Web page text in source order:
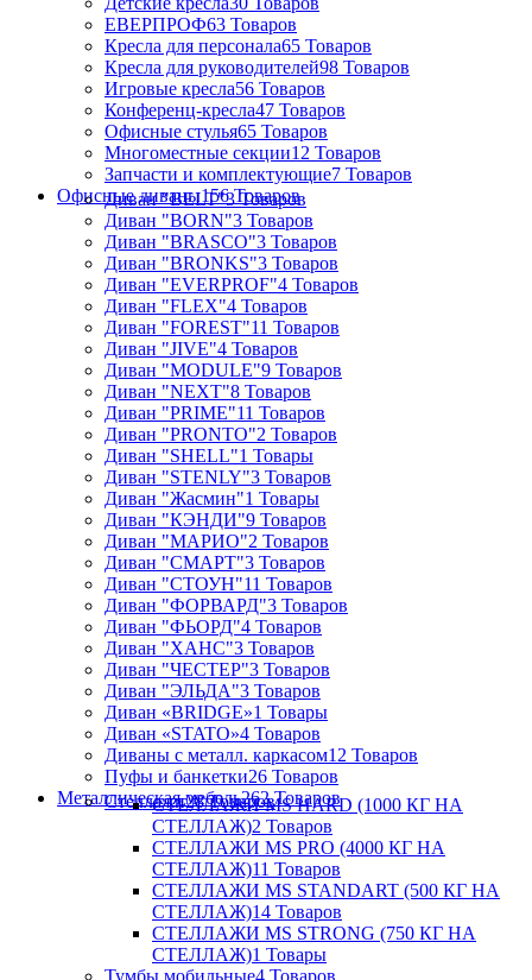
ЕВЕРПРОФ63 Товаров
Кресла для персонала65 Товаров
Кресла для руководителей98 Товаров
Игровые кресла56 Товаров
Конференц-кресла47 Товаров
Офисные стулья65 Товаров
Многоместные секции12 Товаров
Запчасти и комплектующие7 Товаров
Офисные диваны156 Товаров
Диван "BELT"3 Товаров
Диван "BORN"3 Товаров
Диван "BRASCO"3 Товаров
Диван "BRONKS"3 Товаров
Диван "EVERPROF"4 Товаров
Диван "FLEX"4 Товаров
Диван "FOREST"11 Товаров
Диван "JIVE"4 Товаров
Диван "MODULE"9 Товаров
Диван "NEXT"8 Товаров
Диван "PRIME"11 Товаров
Диван "PRONTO"2 Товаров
Диван "SHELL"1 Товары
Диван "STENLY"3 Товаров
Диван "Жасмин"1 Товары
Диван "КЭНДИ"9 Товаров
Диван "МАРИО"2 Товаров
Диван "СМАРТ"3 Товаров
Диван "СТОУН"11 Товаров
Диван "ФОРВАРД"3 Товаров
Диван "ФЬОРД"4 Товаров
Диван "ХАНС"3 Товаров
Диван "ЧЕСТЕР"3 Товаров
Диван "ЭЛЬДА"3 Товаров
Диван «BRIDGE»1 Товары
Диван «STATO»4 Товаров
Диваны с металл. каркасом12 Товаров
Пуфы и банкетки26 Товаров
Металлическая мебель262 Товаров
Стеллажи28 Товаров
СТЕЛЛАЖИ MS HARD (1000 КГ НА
СТЕЛЛАЖ)2 Товаров
СТЕЛЛАЖИ MS PRO (4000 КГ НА
СТЕЛЛАЖ)11 Товаров
СТЕЛЛАЖИ MS STANDART (500 КГ НА
СТЕЛЛАЖ)14 Товаров
СТЕЛЛАЖИ MS STRONG (750 КГ НА
СТЕЛЛАЖ)1 Товары
Тумбы мобильные4 Товаров